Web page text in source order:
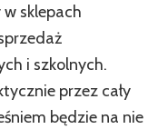
sklepach
i szkolnych.
przez cały
będzie na nie